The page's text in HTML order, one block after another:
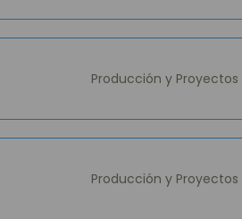
Producción y Proyectos
Producción y Proyectos